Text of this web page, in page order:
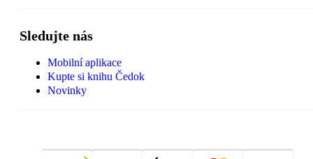
Sledujte nás
Mobilní aplikace
Kupte si knihu Čedok
Novinky